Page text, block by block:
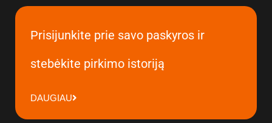
Prisijunkite prie savo paskyros ir
stebėkite pirkimo istoriją
DAUGIAU